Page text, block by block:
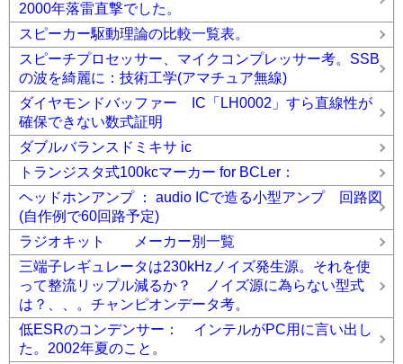
2000年落雷直撃でした。
スピーカー駆動理論の比較一覧表。
スピーチプロセッサー、マイクコンプレッサー考。SSB
の波を綺麗に：技術工学(アマチュア無線)
ダイヤモンドバッファー IC「LH0002」すら直線性が
確保できない数式証明
ダブルバランスドミキサ ic
トランジスタ式100kcマーカー for BCLer：
ヘッドホンアンプ ： audio ICで造る小型アンプ 回路図
(自作例で60回路予定)
ラジオキット メーカー別一覧
三端子レギュレータは230kHzノイズ発生源。それを使
って整流リップル減るか？ ノイズ源に為らない型式
は？、、。チャンピオンデータ考。
低ESRのコンデンサー： インテルがPC用に言い出し
た。2002年夏のこと。